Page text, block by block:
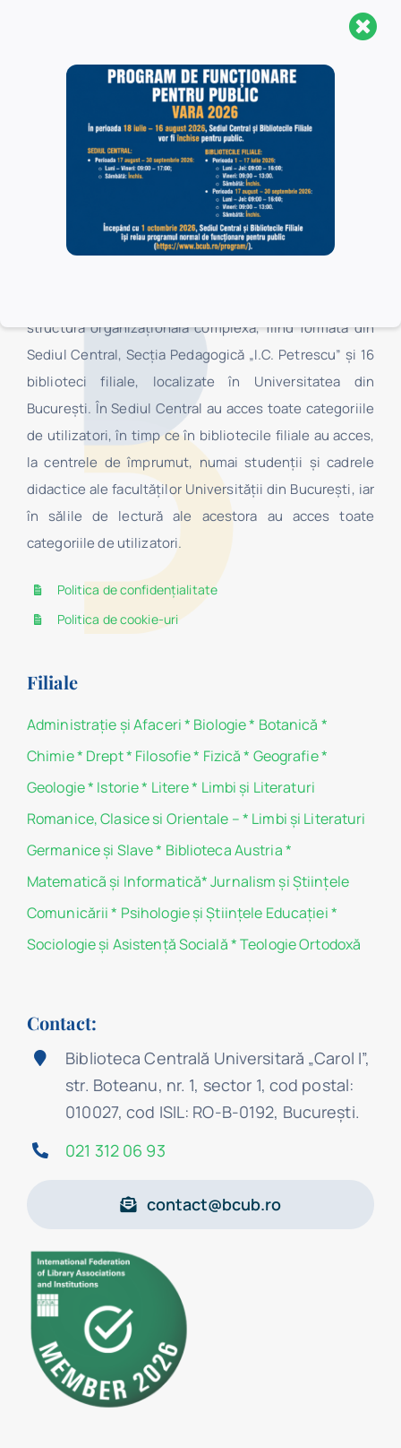
CONTACT
structură organizaţională complexă, fiind formată din
Sediul Central, Secţia Pedagogică „I.C. Petrescu” şi 16
biblioteci filiale, localizate în Universitatea din
Bucureşti. În Sediul Central au acces toate categoriile
de utilizatori, în timp ce în bibliotecile filiale au acces,
la centrele de împrumut, numai studenţii şi cadrele
didactice ale facultăților Universității din București, iar
în sălile de lectură ale acestora au acces toate
categoriile de utilizatori.
Politica de confidențialitate
Politica de cookie-uri
Filiale
Administraţie şi Afaceri* Biologie* Botanică *
Chimie* Drept* Filosofie* Fizică * Geografie*
Geologie* Istorie* Litere* Limbi și Literaturi
Romanice, Clasice si Orientale –* Limbi și Literaturi
Germanice şi Slave* Biblioteca Austria*
Matematicã și Informatică*Jurnalism şi Ştiinţele
Comunicării * Psihologie şi Ştiinţele Educaţiei*
Sociologie şi Asistenţă Socială*Teologie Ortodoxă
Contact:
Biblioteca Centrală Universitară „Carol I”,
str. Boteanu, nr. 1, sector 1, cod postal:
010027, cod ISIL: RO-B-0192, Bucureşti.
021 312 06 93
contact@bcub.ro